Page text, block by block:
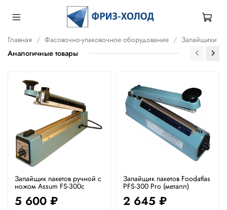
Главная Фасовочно-упаковочное оборудование Запайщики
Аналогичные товары
Запайщик пакетов ручной с
ножом Assum FS-300c
5 600 ₽
Запайщик пакетов Foodatlas
PFS-300 Pro (металл)
2 645 ₽